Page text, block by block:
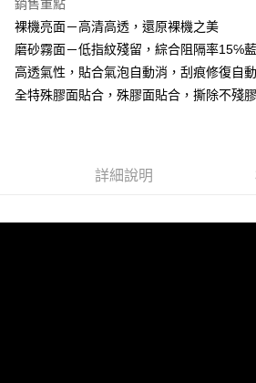
每筆NT$60，滿NT$390(含以上)免運費
7-11取貨付款
銷售重點
裸機亮面－高清高透，還原裸機之美
磨砂霧面－低指紋殘留，綜合阻隔率15℅
高透氣性，貼合氣泡自動消，刮痕修復自
全特殊膠面貼合，殊膠面貼合，撕除不殘
詳細說明